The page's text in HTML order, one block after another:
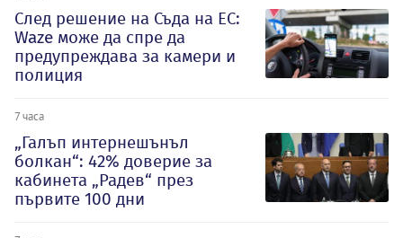
След решение на Съда на ЕС:
Waze може да спре да
предупреждава за камери и
полиция
7 часа
„Галъп интернешънъл
болкан“: 42% доверие за
кабинета „Радев“ през
първите 100 дни